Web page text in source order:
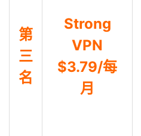
第
三
名
Strong
VPN
$3.79/每
月